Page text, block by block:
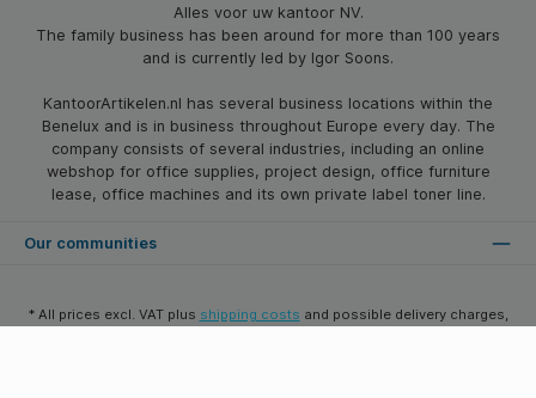
Alles voor uw kantoor NV.
The family business has been around for more than 100 years
and is currently led by Igor Soons.
KantoorArtikelen.nl has several business locations within the
Benelux and is in business throughout Europe every day. The
company consists of several industries, including an online
webshop for office supplies, project design, office furniture
lease, office machines and its own private label toner line.
Our communities
* All prices excl. VAT plus shipping costs and possible delivery charges,